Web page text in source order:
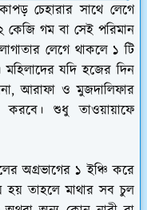
চেহারার সাথে লেগে
কেজি গম বা সেই পরিমান
লেগে থাকলে ১ টি
যদি হজের দিন
আরাফা ও মুজদালিফার
শুধু তাওয়ায়াফে
অগ্রভাগের ১ ইঞ্চি করে
হয় তাহলে মাথার সব চুল